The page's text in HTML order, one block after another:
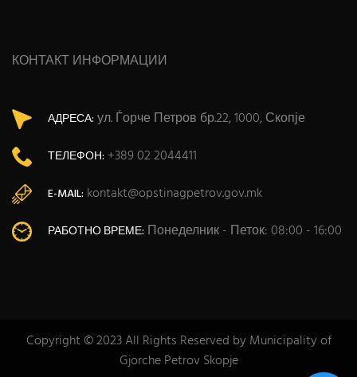
КОНТАКТ ИНФОРМАЦИИ
АДРЕСА: ул. Ѓорче Петров бр.22, 1000, Скопје
ТЕЛЕФОН: +389 02 2044411
E-MAIL: kontakt@opstinagpetrov.gov.mk
РАБОТНО ВРЕМЕ: Понеделник - Петок: 08:00 - 16:00
Copyright © 2023 All Rights Reserved by Municipality of
Gjorche Petrov Skopje